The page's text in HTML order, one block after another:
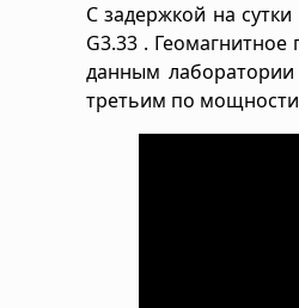
С задержкой на
G3.33 .
данным лаборатории
третьим по мощности